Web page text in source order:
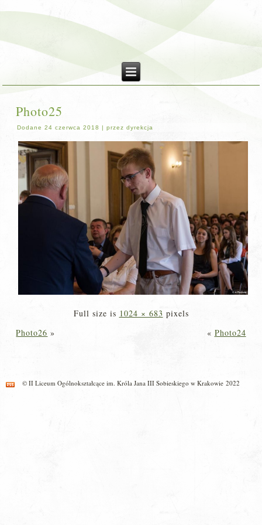
Photo25
Dodane 24 czerwca 2018 |przez dyrekcja
Full size is 1024 × 683 pixels
Photo26 » « Photo24
© II Liceum Ogólnokształcące im. Króla Jana III Sobieskiego w Krakowie 2022